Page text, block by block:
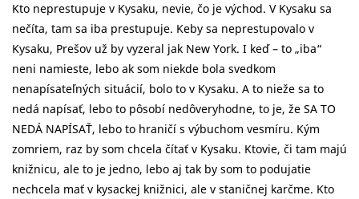
Kto neprestupuje v Kysaku, nevie, čo je východ. V Kysaku sa
nečíta, tam sa iba prestupuje. Keby sa neprestupovalo v
Kysaku, Prešov už by vyzeral jak New York. I keď – to „iba“
neni namieste, lebo ak som niekde bola svedkom
nenapísateľných situácií, bolo to v Kysaku. A to nieže sa to
nedá napísať, lebo to pôsobí nedôveryhodne, to je, že SA TO
NEDÁ NAPÍSAŤ, lebo to hraničí s výbuchom vesmíru. Kým
zomriem, raz by som chcela čítať v Kysaku. Ktovie, či tam majú
knižnicu, ale to je jedno, lebo aj tak by som to podujatie
nechcela mať v kysackej knižnici, ale v staničnej karčme. Kto